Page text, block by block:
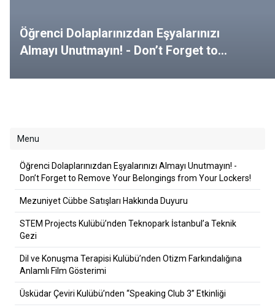
Öğrenci Dolaplarınızdan Eşyalarınızı
Almayı Unutmayın! - Don’t Forget to
Menu
Öğrenci Dolaplarınızdan Eşyalarınızı Almayı Unutmayın! -
Don’t Forget to Remove Your Belongings from Your Lockers!
Mezuniyet Cübbe Satışları Hakkında Duyuru
STEM Projects Kulübü’nden Teknopark İstanbul’a Teknik
Gezi
Dil ve Konuşma Terapisi Kulübü’nden Otizm Farkındalığına
Anlamlı Film Gösterimi
Üsküdar Çeviri Kulübü’nden “Speaking Club 3” Etkinliği